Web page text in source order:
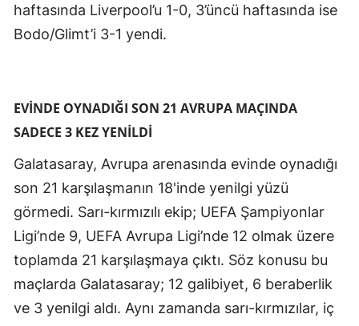
Muş
Nevşehir
Niğde
Ordu
Rize
haftasında Liverpool’u 1-0, 3’üncü haftasında ise
Bodo/Glimt’i 3-1 yendi.
EVİNDE OYNADIĞI SON 21 AVRUPA MAÇINDA
SADECE 3 KEZ YENİLDİ
Galatasaray, Avrupa arenasında evinde oynadığı
son 21 karşılaşmanın 18'inde yenilgi yüzü
görmedi. Sarı-kırmızılı ekip; UEFA Şampiyonlar
Ligi’nde 9, UEFA Avrupa Ligi’nde 12 olmak üzere
toplamda 21 karşılaşmaya çıktı. Söz konusu bu
maçlarda Galatasaray; 12 galibiyet, 6 beraberlik
ve 3 yenilgi aldı. Aynı zamanda sarı-kırmızılar, iç